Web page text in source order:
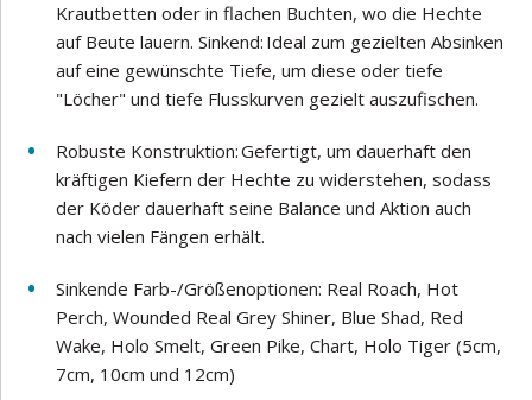
Krautbetten oder in flachen Buchten, wo die Hechte
auf Beute lauern. Sinkend: Ideal zum gezielten Absinken
auf eine gewünschte Tiefe, um diese oder tiefe
"Löcher" und tiefe Flusskurven gezielt auszufischen.
Robuste Konstruktion: Gefertigt, um dauerhaft den
kräftigen Kiefern der Hechte zu widerstehen, sodass
der Köder dauerhaft seine Balance und Aktion auch
nach vielen Fängen erhält.
Sinkende Farb-/Größenoptionen: Real Roach, Hot
Perch, Wounded Real Grey Shiner, Blue Shad, Red
Wake, Holo Smelt, Green Pike, Chart, Holo Tiger (5cm,
7cm, 10cm und 12cm)